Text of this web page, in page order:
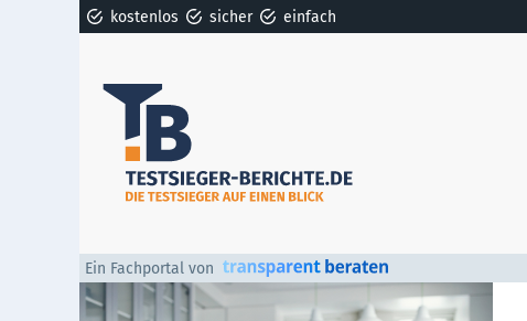
kostenlos sicher einfach
Ein Fachportal von